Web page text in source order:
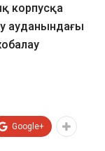
корпусқа
ауданындағы
Google+